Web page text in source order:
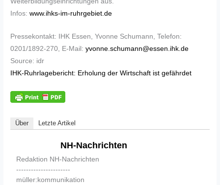
Infos:www.ihks-im-ruhrgebiet.de
Pressekontakt: IHK Essen, Yvonne Schumann, Telefon:
0201/1892-270, E-Mail:yvonne.schumann@essen.ihk.de
Source: idr
IHK-Ruhrlagebericht: Erholung der Wirtschaft ist gefährdet
Über Letzte Artikel
NH-Nachrichten
Redaktion NH-Nachrichten
----------------------
müller:kommunikation